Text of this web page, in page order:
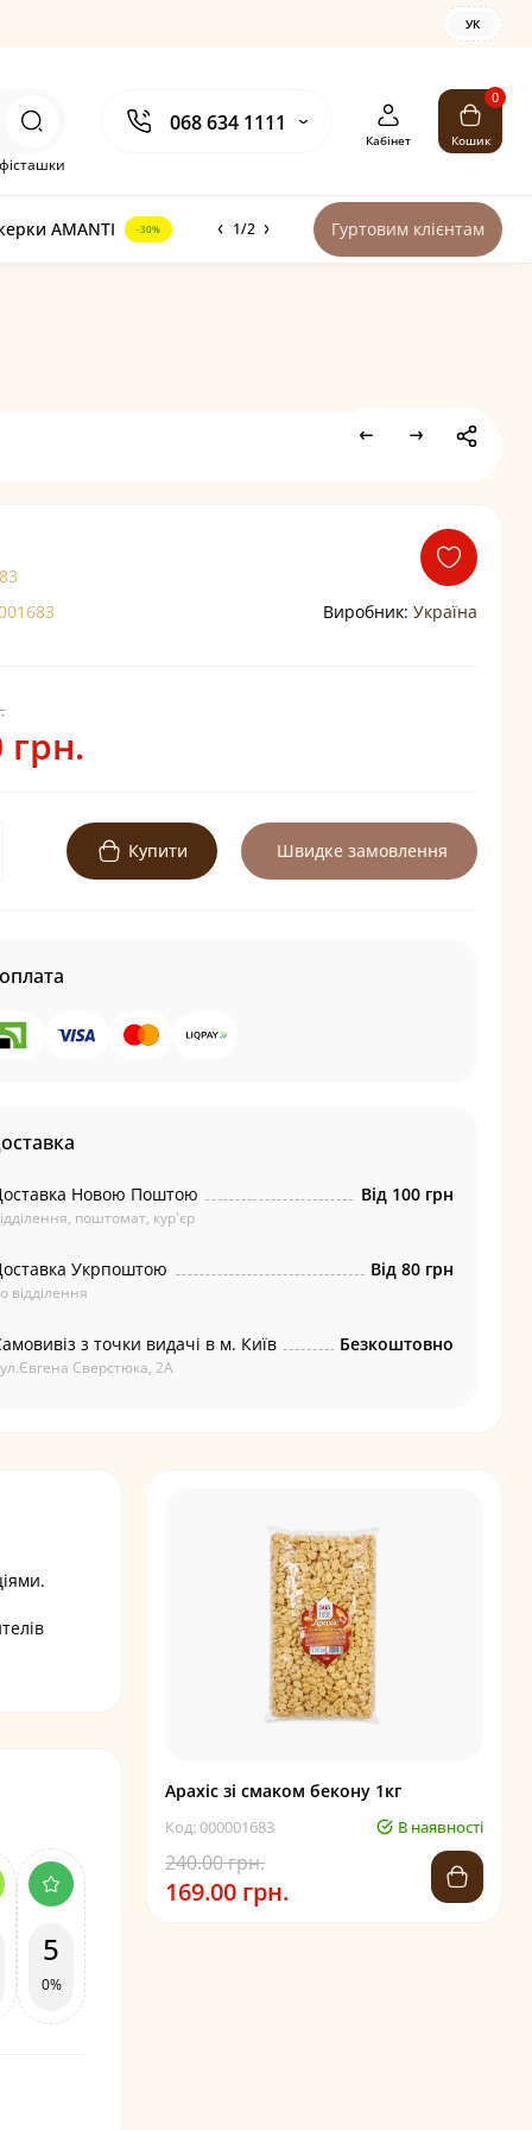
УК
068 634 1111
фісташки
Кабінет
0
Кошик
AMANTI -30% 1/2 Гуртовим клієнтам
Виробник: Україна
грн.
Купити Швидке замовлення
Новою Поштою
поштомат, кур'єр
Від 100 грн
Укрпоштою
відділення
Від 80 грн
з точки видачі в м. Київ
Сверстюка, 2А
Безкоштовно
5
0%
Арахіс зі смаком бекону 1кг
Код: 000001683 В наявності
240.00 грн.
169.00 грн.